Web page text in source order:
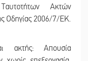
Ακτών
Οδηγίας 2006/7/ΕΚ.
ακτής: Απουσία